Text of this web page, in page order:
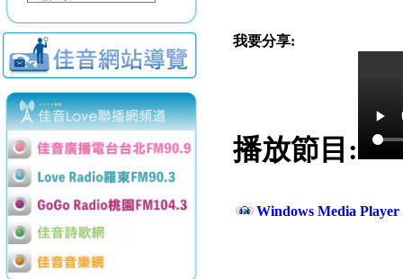
我要分享:
播放節目:
Windows Media